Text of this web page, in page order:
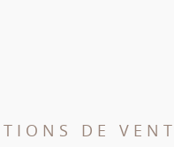
DE